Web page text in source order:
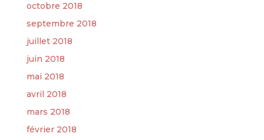
octobre 2018
septembre 2018
juillet 2018
juin 2018
mai 2018
avril 2018
mars 2018
février 2018